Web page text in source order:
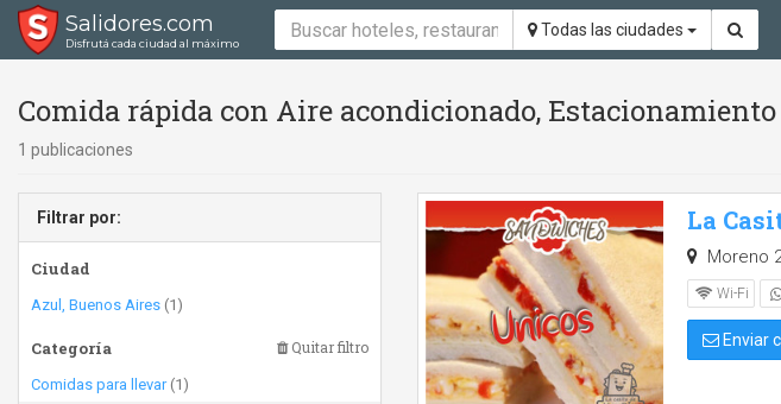
Salidores.com
Disfrutá cada ciudad al máximo
Todas las ciudades
Comida rápida con Aire acondicionado,
1 publicaciones
Filtrar por:
Ciudad
Azul, Buenos Aires (1)
Categoría Quitar filtro
Comidas para llevar(1)
La
Moreno
Wi-Fi
Enviar